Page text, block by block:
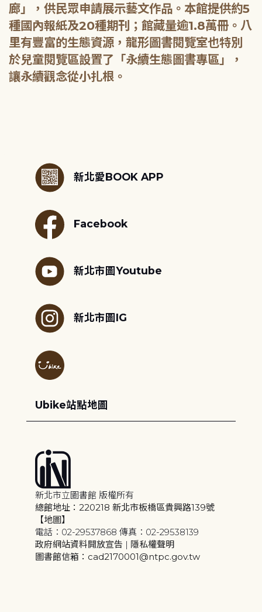
廊」，供民眾申請展示藝文作品。本館提供約5
種國內報紙及20種期刊；館藏量逾1.8萬冊。八
里有豐富的生態資源，龍形圖書閱覽室也特別
於兒童閱覽區設置了「永續生態圖書專區」，
新北愛BOOK APP
Facebook
新北市圖Youtube
新北市圖IG
Ubike站點地圖
新北市立圖書館 版權所有
總館地址：220218 新北市板橋區貴興路139號
【地圖】
電話：02-29537868 傳真：02-29538139
政府網站資料開放宣告 | 隱私權聲明
圖書館信箱：cad2170001@ntpc.gov.tw